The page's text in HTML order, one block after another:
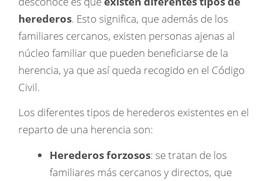
herederos. Esto significa, que además de los
familiares cercanos, existen personas ajenas al
núcleo familiar que pueden beneficiarse de la
herencia, ya que así queda recogido en el Código
Civil.
Los diferentes tipos de herederos existentes en el
reparto de una herencia son:
Herederos forzosos: se tratan de los
familiares más cercanos y directos, que